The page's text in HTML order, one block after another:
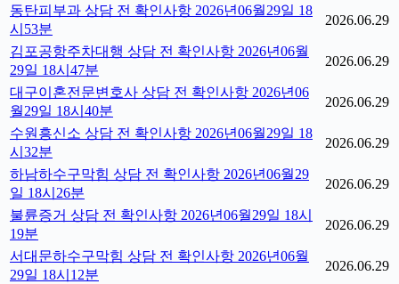
동탄피부과 상담 전 확인사항 2026년06월29일 18
시53분
2026.06.29
김포공항주차대행 상담 전 확인사항 2026년06월
29일 18시47분
2026.06.29
대구이혼전문변호사 상담 전 확인사항 2026년06
월29일 18시40분
2026.06.29
수원흥신소 상담 전 확인사항 2026년06월29일 18
시32분
2026.06.29
하남하수구막힘 상담 전 확인사항 2026년06월29
일 18시26분
2026.06.29
불륜증거 상담 전 확인사항 2026년06월29일 18시
19분
2026.06.29
서대문하수구막힘 상담 전 확인사항 2026년06월
29일 18시12분
2026.06.29